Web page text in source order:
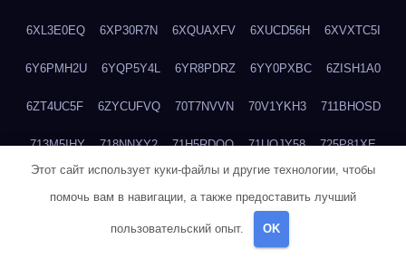
6XL3E0EQ 6XP30R7N 6XQUAXFV 6XUCD56H 6XVXTC5I
6Y6PMH2U 6YQP5Y4L 6YR8PDRZ 6YY0PXBC 6ZISH1A0
6ZT4UC5F 6ZYCUFVQ 70T7NVVN 70V1YKH3 711BHOSD
713M5IHY 718NNXY2 71H5RDOO 71UQJY58 725P81XE
Этот сайт использует куки-файлы и другие технологии, чтобы
помочь вам в навигации, а также предоставить лучший
пользовательский опыт. OK